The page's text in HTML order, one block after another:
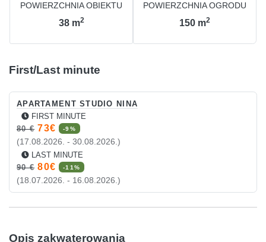
POWIERZCHNIA OBIEKTU
38 m2
POWIERZCHNIA OGRODU
150 m2
First/Last minute
APARTAMENT STUDIO NINA
FIRST MINUTE
80 € 73€ -9%
(17.08.2026. - 30.08.2026.)
LAST MINUTE
90 € 80€ -11%
(18.07.2026. - 16.08.2026.)
Opis zakwaterowania